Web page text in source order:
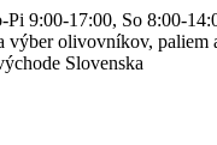
Pi 9:00-17:00, So 8:00-
výber olivovníkov, paliem
Slovenska